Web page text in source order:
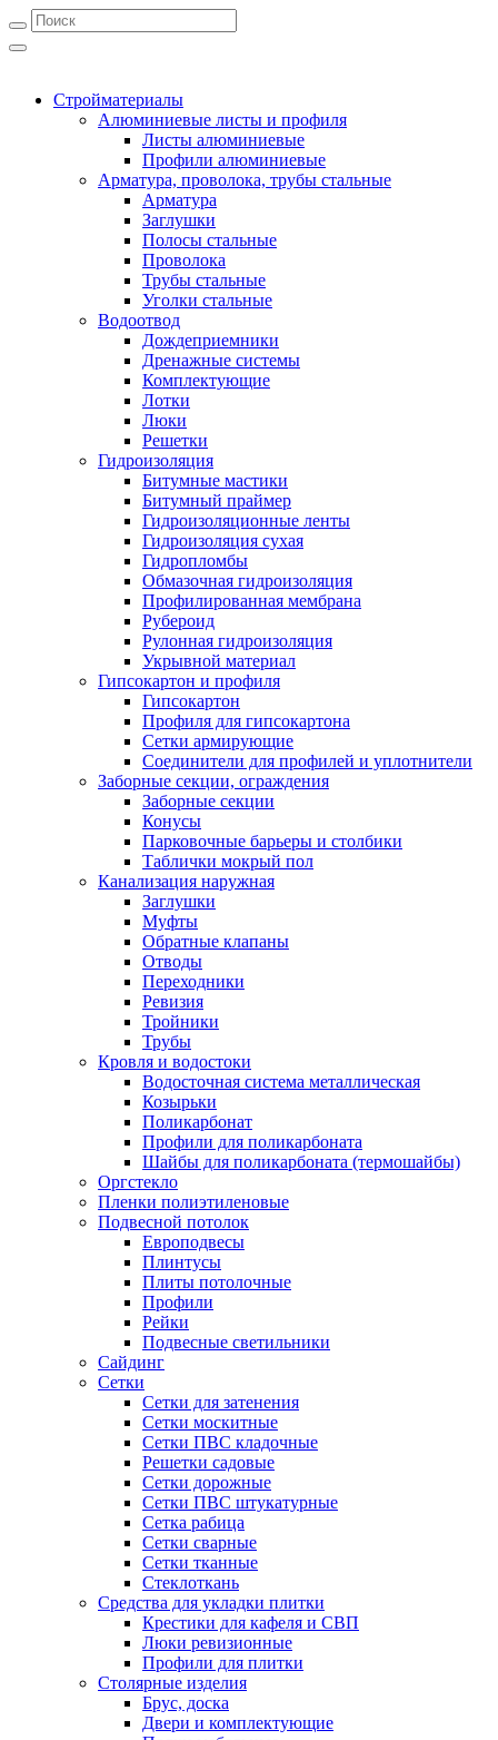
Стройматериалы
Алюминиевые листы и профиля
Листы алюминиевые
Профили алюминиевые
Арматура, проволока, трубы стальные
Арматура
Заглушки
Полосы стальные
Проволока
Трубы стальные
Уголки стальные
Водоотвод
Дождеприемники
Дренажные системы
Комплектующие
Лотки
Люки
Решетки
Гидроизоляция
Битумные мастики
Битумный праймер
Гидроизоляционные ленты
Гидроизоляция сухая
Гидропломбы
Обмазочная гидроизоляция
Профилированная мембрана
Рубероид
Рулонная гидроизоляция
Укрывной материал
Гипсокартон и профиля
Гипсокартон
Профиля для гипсокартона
Сетки армирующие
Соединители для профилей и уплотнители
Заборные секции, ограждения
Заборные секции
Конусы
Парковочные барьеры и столбики
Таблички мокрый пол
Канализация наружная
Заглушки
Муфты
Обратные клапаны
Отводы
Переходники
Ревизия
Тройники
Трубы
Кровля и водостоки
Водосточная система металлическая
Козырьки
Поликарбонат
Профили для поликарбоната
Шайбы для поликарбоната (термошайбы)
Оргстекло
Пленки полиэтиленовые
Подвесной потолок
Европодвесы
Плинтусы
Плиты потолочные
Профили
Рейки
Подвесные светильники
Сайдинг
Сетки
Сетки для затенения
Сетки москитные
Сетки ПВС кладочные
Решетки садовые
Сетки дорожные
Сетки ПВС штукатурные
Сетка рабица
Сетки сварные
Сетки тканные
Стеклоткань
Средства для укладки плитки
Крестики для кафеля и СВП
Люки ревизионные
Профили для плитки
Столярные изделия
Брус, доска
Двери и комплектующие